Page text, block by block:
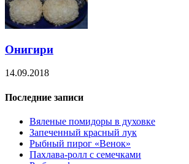
Онигири
14.09.2018
Последние записи
Вяленые помидоры в духовке
Запеченный красный лук
Рыбный пирог «Венок»
Пахлава-ролл с семечками